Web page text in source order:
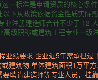
一标准是申请资质的核心条
下从政策依据资金性质实际
注册建造师合计不少于 12
级职称或建筑工程专业一
绩要求 企业近5年需承担
建筑物 单体建筑面积1万平
聘请建造师等专业人员，挂